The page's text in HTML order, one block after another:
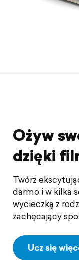
Ożyw
dzięki
Twórz
darmo i w kilka
wycieczką z
zachęcający
Ucz się